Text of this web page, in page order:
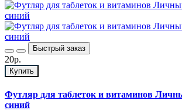
Быстрый заказ
20р.
Купить
Футляр для таблеток и витаминов
синий